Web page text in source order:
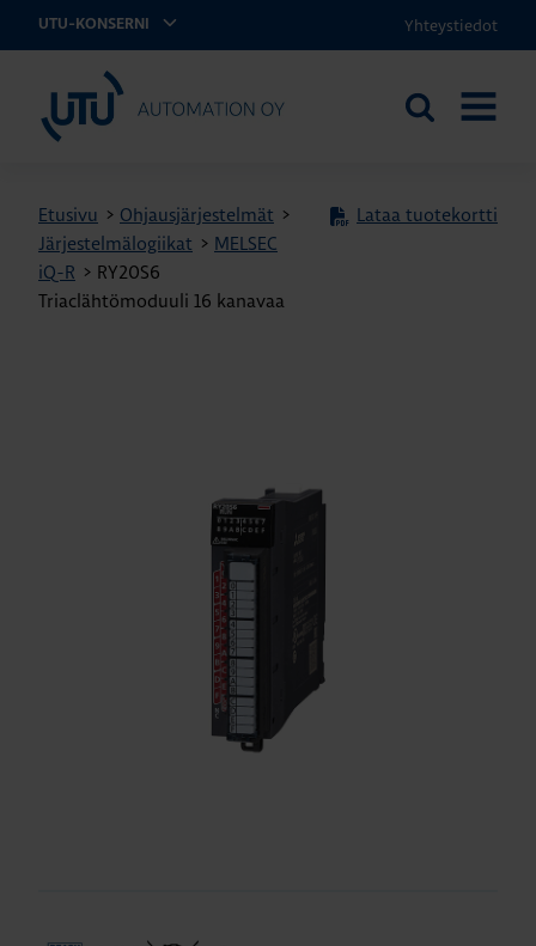
UTU-KONSERNI Yhteystiedot
UTU Automation
Etsi
Etusivu > Ohjausjärjestelmät >
Järjestelmälogiikat > MELSEC
iQ-R > RY20S6
Triaclähtömoduuli 16 kanavaa
Lataa tuotekortti